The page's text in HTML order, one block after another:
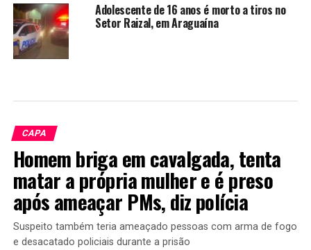
Adolescente de 16 anos é morto a tiros no
Setor Raizal, em Araguaína
CAPA
Homem briga em cavalgada, tenta
matar a própria mulher e é preso
após ameaçar PMs, diz polícia
Suspeito também teria ameaçado pessoas com arma de fogo
e desacatado policiais durante a prisão